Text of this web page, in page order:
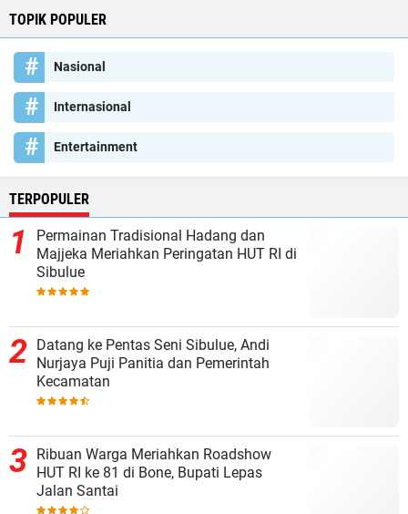
TOPIK POPULER
Nasional
Internasional
Entertainment
TERPOPULER
Permainan Tradisional Hadang dan
Majjeka Meriahkan Peringatan HUT RI di
Sibulue
Datang ke Pentas Seni Sibulue, Andi
Nurjaya Puji Panitia dan Pemerintah
Kecamatan
Ribuan Warga Meriahkan Roadshow
HUT RI ke 81 di Bone, Bupati Lepas
Jalan Santai